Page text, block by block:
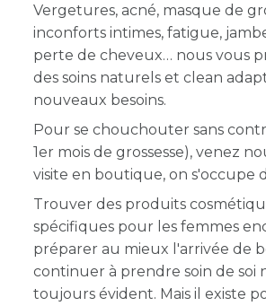
Vergetures, acné, masque de
inconforts intimes, fatigue,
perte de cheveux… nous vous
des soins naturels et clean
nouveaux besoins.
Pour se chouchouter sans
1er mois de grossesse), venez
visite en boutique, on s'occupe
Trouver des produits
spécifiques pour les femmes
préparer au mieux l'arrivée de
continuer à prendre soin de soi
toujours évident. Mais il existe